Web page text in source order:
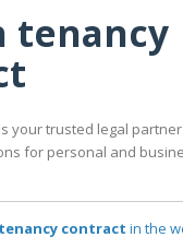
tenancy
your trusted legal
for personal and
contract in the